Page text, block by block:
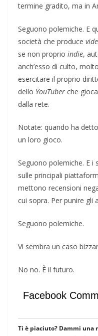
termine gradito, ma in
Seguono polemiche. E
società che produce
se non proprio indie,
anch’esso di culto,
esercitare il proprio
dello YouTuber che
dalla rete.
Notate: quando ha detto
un loro gioco.
Seguono polemiche. E i
sulle principali
mettono recensioni
cui sopra. Per punire gli
Seguono polemiche.
Vi sembra un caso
No no. È il futuro.
Facebook
Ti è piaciuto? Dammi una